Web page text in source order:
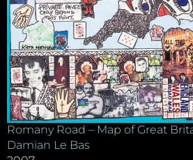
Romany Road – Map of Great
Damian Le Bas